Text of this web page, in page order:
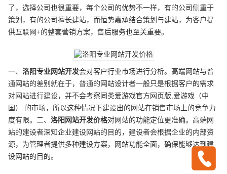
了，选择公司也很重要，每个公司的优势不一样，有的公司侧重于
策划，有的公司擅长建站，而恒势嘉承结合策划与建站，为客户提
供互联网+的整套营销方案，售后服务也至关重要。
一、 洛阳专业网站开发会对客户行业市场进行分析。高端网站与普
通网站的差别就在于，普通的网站设计者一般只是根据客户的需求
对网站进行建设，并不会考察同类爱游戏官方网页版,爱游戏（中
国） 的市场，所以这种情况下建设出的网站在销售市场上的竞争力
度有限。二、 洛阳 网站开发价格对网站的功能定位更准确。高端网
站的建设者深知企业建设网站的目的，建设者会根据企业的内部资
源，为管理者提供多种建设方案，网站功能全面，确保能够达到建
设网站的目的。